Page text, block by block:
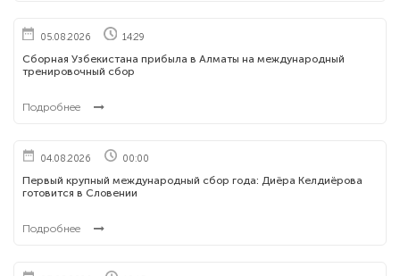
05.08.2026 14:29
Сборная Узбекистана прибыла в Алматы на международный
тренировочный сбор
Подробнее
04.08.2026 00:00
Первый крупный международный сбор года: Диёра Келдиёрова
готовится в Словении
Подробнее